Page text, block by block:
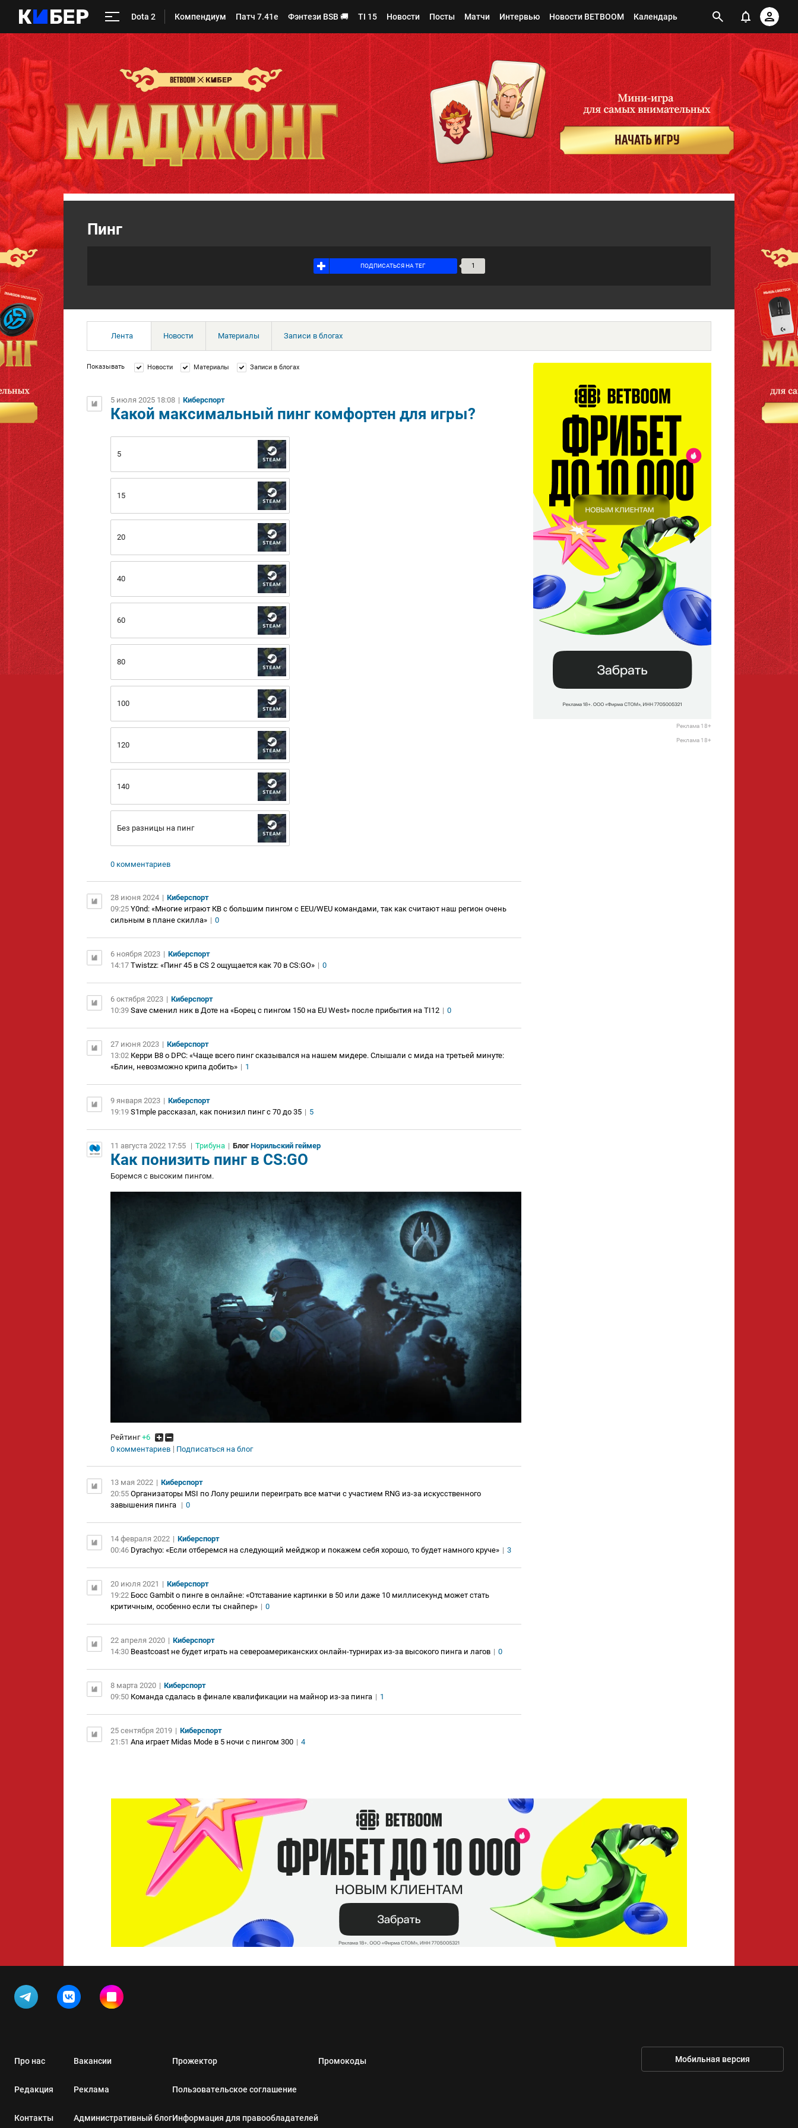
Dota 2 Компендиум Патч 7.41e Фэнтези BSB 🚚 TI 15 Новости Посты Матчи Интервью Новости BETBOOM Календарь
Пинг
ПОДПИСАТЬСЯ НА ТЕГ
1
Лента Новости Материалы Записи в блогах
Показывать Новости Материалы Записи в блогах
5 июля 2025 18:08 | Киберспорт
Какой максимальный пинг комфортен для игры?
5
15
20
40
60
80
100
120
140
Без разницы на пинг
0 комментариев
28 июня 2024 | Киберспорт
09:25 Y0nd: «Многие играют КВ с большим пингом с EEU/WEU командами, так как считают наш регион очень
сильным в плане скилла» | 0
6 ноября 2023 | Киберспорт
14:17 Twistzz: «Пинг 45 в CS 2 ощущается как 70 в CS:GO» | 0
6 октября 2023 | Киберспорт
10:39 Save сменил ник в Доте на «Борец с пингом 150 на EU West» после прибытия на TI12 | 0
27 июня 2023 | Киберспорт
13:02 Керри B8 о DPC: «Чаще всего пинг сказывался на нашем мидере. Слышали с мида на третьей минуте:
«Блин, невозможно крипа добить» | 1
9 января 2023 | Киберспорт
19:19 S1mple рассказал, как понизил пинг с 70 до 35 | 5
11 августа 2022 17:55 | Трибуна | Блог Норильский геймер
Как понизить пинг в CS:GO
Боремся с высоким пингом.
Рейтинг+6
0 комментариев
Подписаться на блог
13 мая 2022 | Киберспорт
20:55 Организаторы MSI по Лолу решили переиграть все матчи с участием RNG из-за искусственного
завышения пинга | 0
14 февраля 2022 | Киберспорт
00:46 Dyrachyo: «Если отберемся на следующий мейджор и покажем себя хорошо, то будет намного круче» | 3
20 июля 2021 | Киберспорт
19:22 Босс Gambit о пинге в онлайне: «Отставание картинки в 50 или даже 10 миллисекунд может стать
критичным, особенно если ты снайпер» | 0
22 апреля 2020 | Киберспорт
14:30 Beastcoast не будет играть на североамериканских онлайн-турнирах из-за высокого пинга и лагов | 0
8 марта 2020 | Киберспорт
09:50 Команда сдалась в финале квалификации на майнор из-за пинга | 1
25 сентября 2019 | Киберспорт
21:51 Ana играет Midas Mode в 5 ночи с пингом 300 | 4
Реклама 18+
Реклама 18+
Про нас
Редакция
Контакты
Вакансии
Реклама
Административный блог
Прожектор
Пользовательское соглашение
Информация для правообладателей
Промокоды Мобильная версия